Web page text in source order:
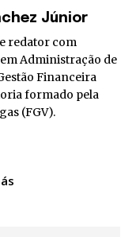
Júnior
redator com
Administração de
Financeira
formado pela
(FGV).